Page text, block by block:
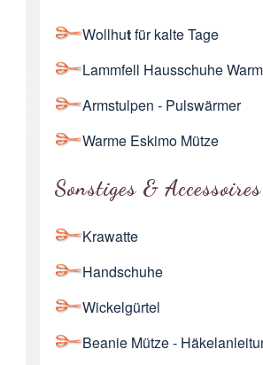
Wollhutfür kalte Tage
Lammfell Hausschuhe
Armstulpen - Pulswärmer
Warme Eskimo Mütze
Sonstiges & Accessoires
Krawatte
Handschuhe
Wickelgürtel
Beanie Mütze -